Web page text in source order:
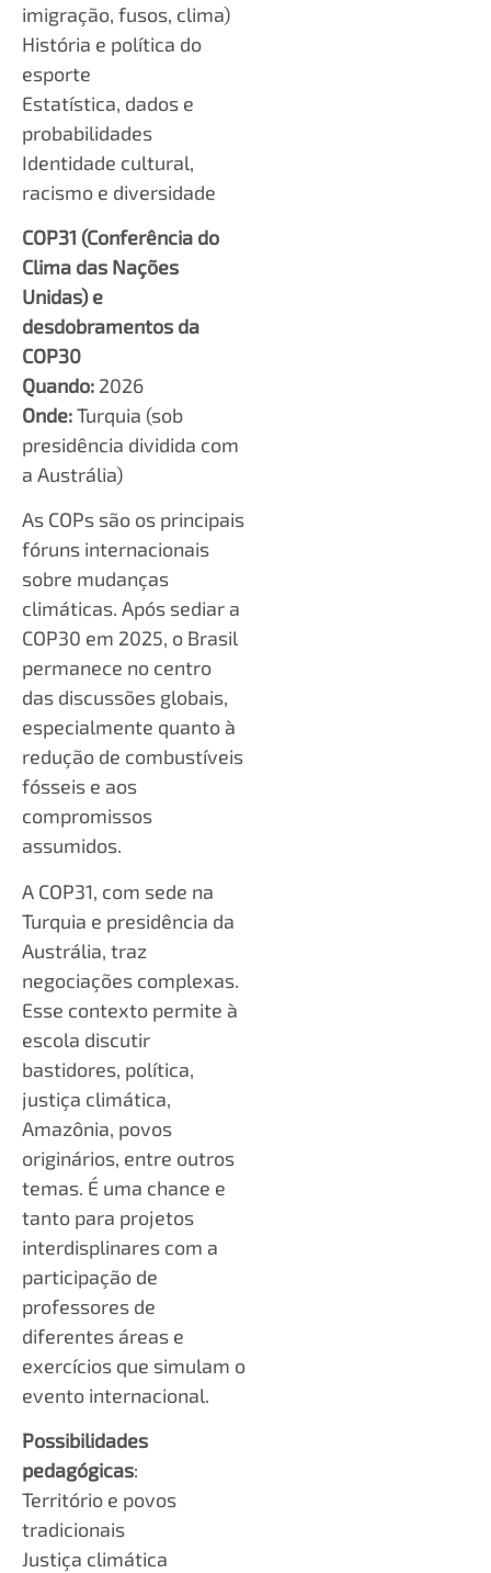
imigração, fusos, clima)
História e política do
esporte
Estatística, dados e
probabilidades
Identidade cultural,
racismo e diversidade
COP31 (Conferência do
Clima das Nações
Unidas) e
desdobramentos da
COP30
Quando: 2026
Onde:Turquia (sob
presidência dividida com
a Austrália)
As COPs são os principais
fóruns internacionais
sobre mudanças
climáticas. Após sediar a
COP30 em 2025, o Brasil
permanece no centro
das discussões globais,
especialmente quanto à
redução de combustíveis
fósseis e aos
compromissos
assumidos.
A COP31, com sede na
Turquia e presidência da
Austrália, traz
negociações complexas.
Esse contexto permite à
escola discutir
bastidores, política,
justiça climática,
Amazônia, povos
originários, entre outros
temas. É uma chance e
tanto para projetos
interdisplinares com a
participação de
professores de
diferentes áreas e
exercícios que simulam o
evento internacional.
Possibilidades
pedagógicas:
Território e povos
tradicionais
Justiça climática